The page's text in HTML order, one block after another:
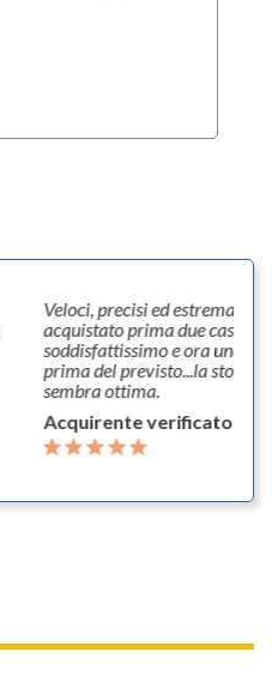
Veloci, precisi ed
acquistato prima due casse
soddisfattissimo e ora una
prima del previsto...la sto
sembra ottima.
Acquirente verificato